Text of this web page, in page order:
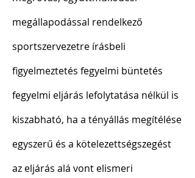
megállapodással rendelkező
sportszervezetre írásbeli
figyelmeztetés fegyelmi büntetés
fegyelmi eljárás lefolytatása nélkül is
kiszabható, ha a tényállás megítélése
egyszerű és a kötelezettségszegést
az eljárás alá vont elismeri